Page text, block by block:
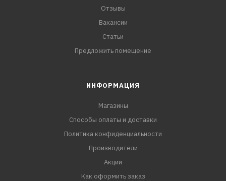
Отзывы
Вакансии
Статьи
Предложить помещение
ИНФОРМАЦИЯ
Магазины
Способы оплаты и доставки
Политика конфиденциальности
Производители
Акции
Как оформить заказ